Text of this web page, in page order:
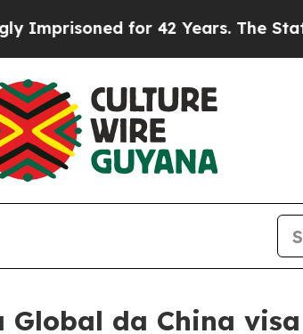
for 42 Years. The State Says
Global da China